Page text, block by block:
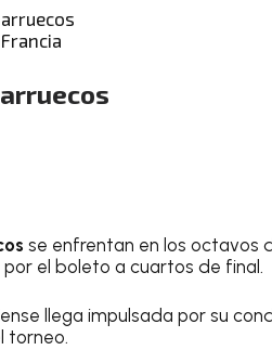
se enfrentan en los octavos
el boleto a cuartos de final.
llega impulsada por su
torneo.